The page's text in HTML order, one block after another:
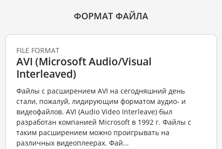
ФОРМАТ ФАЙЛА
FILE FORMAT
AVI (Microsoft Audio/Visual
Interleaved)
Файлы с расширением AVI на сегодняшний день
стали, пожалуй, лидирующим форматом аудио- и
видеофайлов. AVI (Audio Video Interleave) был
разработан компанией Microsoft в 1992 г. Файлы с
таким расширением можно проигрывать на
различных видеоплеерах. Фай...